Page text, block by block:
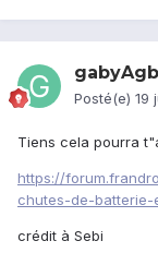
Posté(e) 19
Tiens cela pourra
https://
chutes-de-
crédit à Sebi